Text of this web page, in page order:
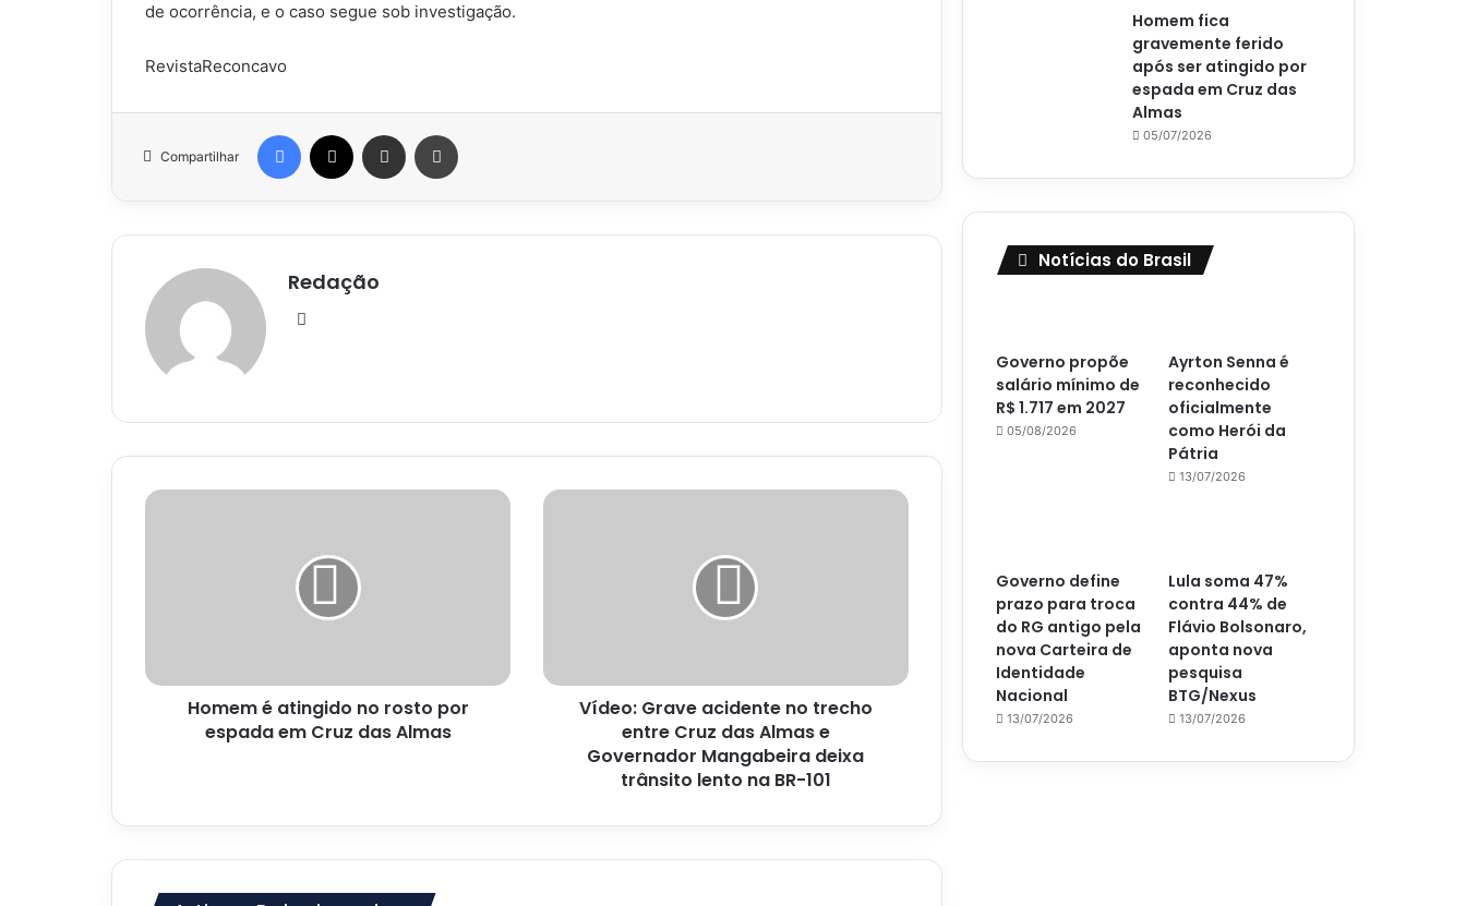
de ocorrência, e o caso segue sob investigação.
RevistaReconcavo
Compartilhar
Facebook Compartilhar via e-mail
Redação
Homem
Cruz
Homem é atingido no rosto por
espada em Cruz das Almas
Vídeo:
Almas
Governador
Mangabeira
BR-
Vídeo: Grave acidente no trecho
entre Cruz das Almas e
Governador Mangabeira deixa
trânsito lento na BR-101
Homem fica
gravemente ferido
após ser atingido por
espada em Cruz das
Almas
05/07/2026
Notícias do Brasil
Governo propõe
salário mínimo de
R$ 1.717 em 2027
05/08/2026
Ayrton Senna é
reconhecido
oficialmente
como Herói da
Pátria
13/07/2026
Governo define
prazo para troca
do RG antigo pela
nova Carteira de
Identidade
Nacional
13/07/2026
Lula soma 47%
contra 44% de
Flávio Bolsonaro,
aponta nova
pesquisa
BTG/Nexus
13/07/2026